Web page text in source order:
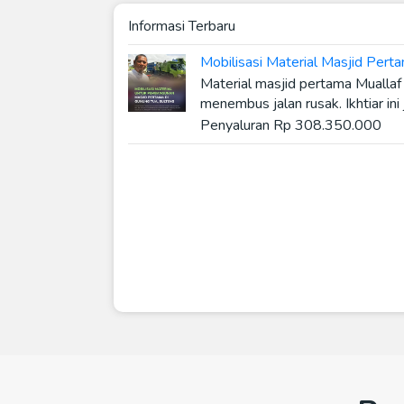
Informasi Terbaru
Mobilisasi Material Masjid
Material masjid pertama
menembus jalan rusak. Ikhtiar
aqidah muallaf.
Penyaluran Rp 308.350.000